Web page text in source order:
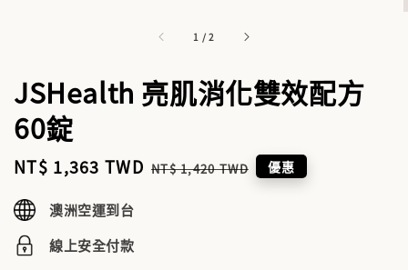
1 /2
JSHealth 亮肌消化雙效配方
60錠
Sale
NT$ 1,363 TWD Regular
NT$ 1,420 TWD 優惠
澳洲空運到台
線上安全付款